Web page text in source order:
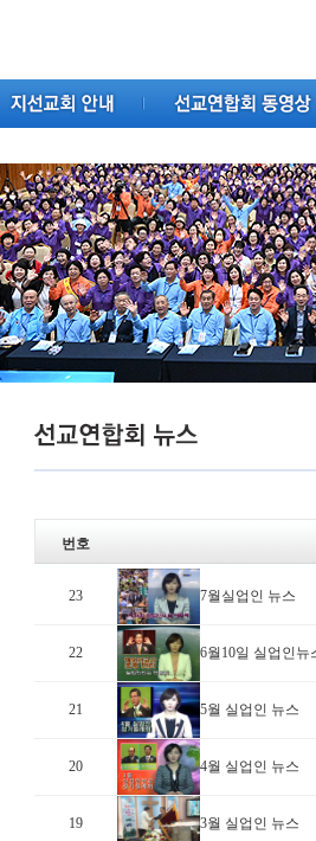
번호
23 7월실업인 뉴스
22 6월10일 실업인뉴
21 5월 실업인 뉴스
20 4월 실업인 뉴스
19 3월 실업인 뉴스